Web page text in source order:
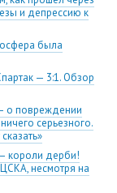
и депрессию к
была
— 3:1. Обзор
о повреждении
серьезного.
короли дерби!
несмотря на